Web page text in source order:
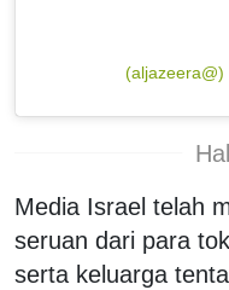
Media Israel telah
seruan dari para
serta keluarga